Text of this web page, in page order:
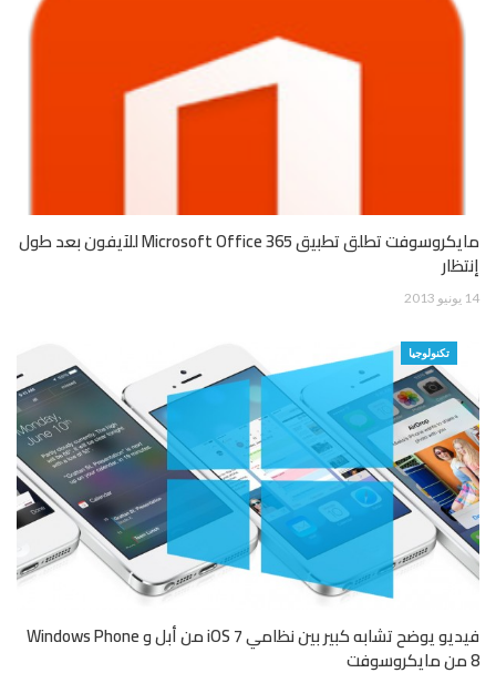
مايكروسوفت تطلق تطبيق Microsoft Office 365 للآيفون بعد طول
إنتظار
14 يونيو 2013
تكنولوجيا
فيديو يوضح تشابه كبير بين نظامي iOS 7 من أبل و Windows Phone
8 من مايكروسوفت